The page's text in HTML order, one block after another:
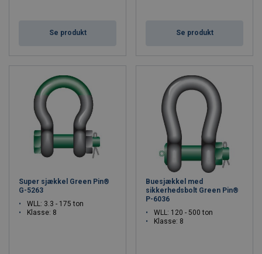
Se produkt Se produkt
Super sjækkel Green Pin®
G-5263
WLL: 3.3 - 175 ton
Klasse: 8
Buesjækkel med
sikkerhedsbolt Green Pin®
P-6036
WLL: 120 - 500 ton
Klasse: 8